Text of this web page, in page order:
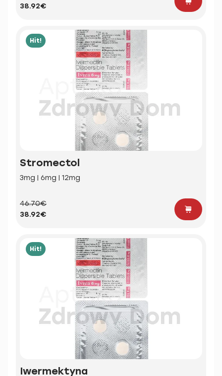
38.92€
Hit!
Stromectol
3mg | 6mg | 12mg
46.70€
38.92€
Hit!
Iwermektyna